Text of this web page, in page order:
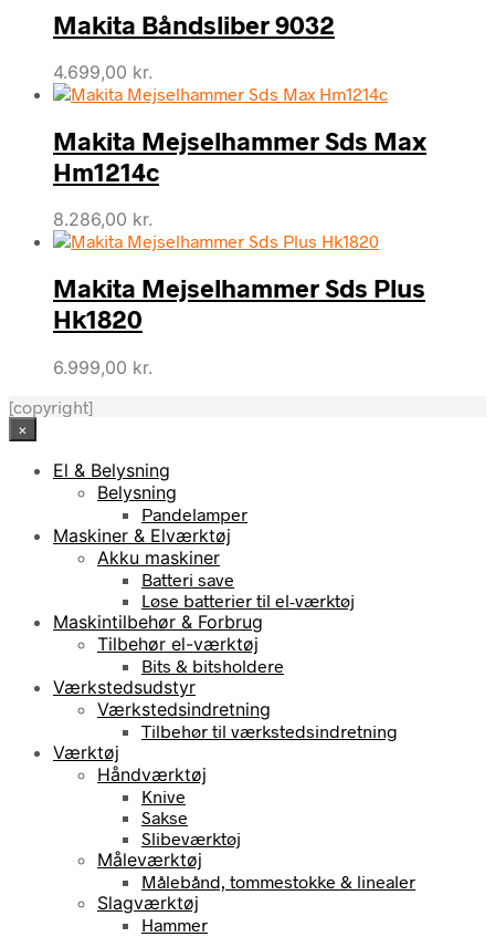
Makita Båndsliber 9032
4.699,00 kr.
Makita Mejselhammer Sds Max
Hm1214c
8.286,00 kr.
Makita Mejselhammer Sds Plus
Hk1820
6.999,00 kr.
[copyright]
×
El & Belysning
Belysning
Pandelamper
Maskiner & Elværktøj
Akku maskiner
Batteri save
Løse batterier til el-værktøj
Maskintilbehør & Forbrug
Tilbehør el-værktøj
Bits & bitsholdere
Værkstedsudstyr
Værkstedsindretning
Tilbehør til værkstedsindretning
Værktøj
Håndværktøj
Knive
Sakse
Slibeværktøj
Måleværktøj
Målebånd, tommestokke & linealer
Slagværktøj
Hammer